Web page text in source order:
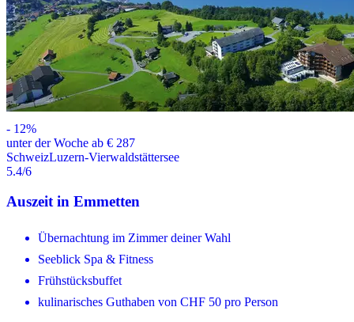
- 12%
unter der Woche ab € 287
SchweizLuzern-Vierwaldstättersee
5.4/6
Auszeit in Emmetten
Übernachtung im Zimmer deiner Wahl
Seeblick Spa & Fitness
Frühstücksbuffet
kulinarisches Guthaben von CHF 50 pro Person